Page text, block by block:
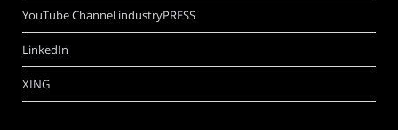
YouTube Channel industryPRESS
LinkedIn
XING